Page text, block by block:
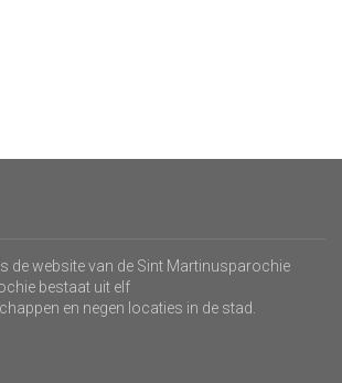
de website van de Sint Martinusparochie
bestaat uit elf
en negen locaties in de stad.